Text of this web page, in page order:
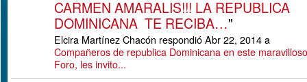
CARMEN AMARALIS!!! LA REPUBLICA
DOMINICANA TE RECIBA…"
Elcira Martínez Chacón respondió Abr 22, 2014 a
Compañeros de republica Dominicana en este maravilloso
Foro, les invito...